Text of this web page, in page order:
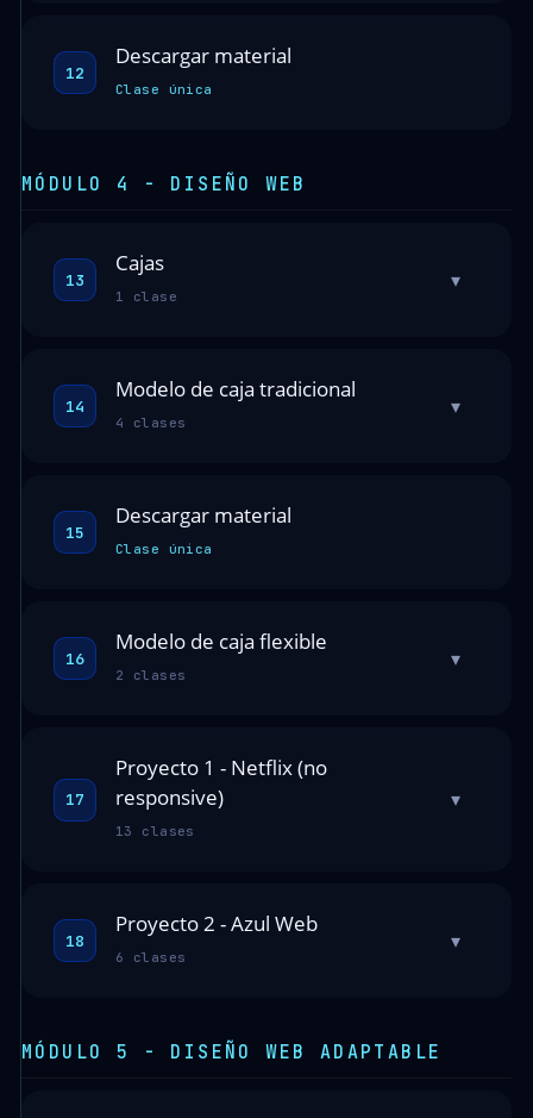
12
Descargar material
Clase única
MÓDULO 4 - DISEÑO WEB
13
Cajas
1 clase
▾
14
Modelo de caja tradicional
4 clases
▾
15
Descargar material
Clase única
16
Modelo de caja flexible
2 clases
▾
17
Proyecto 1 - Netflix (no
responsive)
13 clases
▾
18
Proyecto 2 - Azul Web
6 clases
▾
MÓDULO 5 - DISEÑO WEB ADAPTABLE